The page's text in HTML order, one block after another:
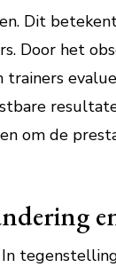
Dit
Door het
om de